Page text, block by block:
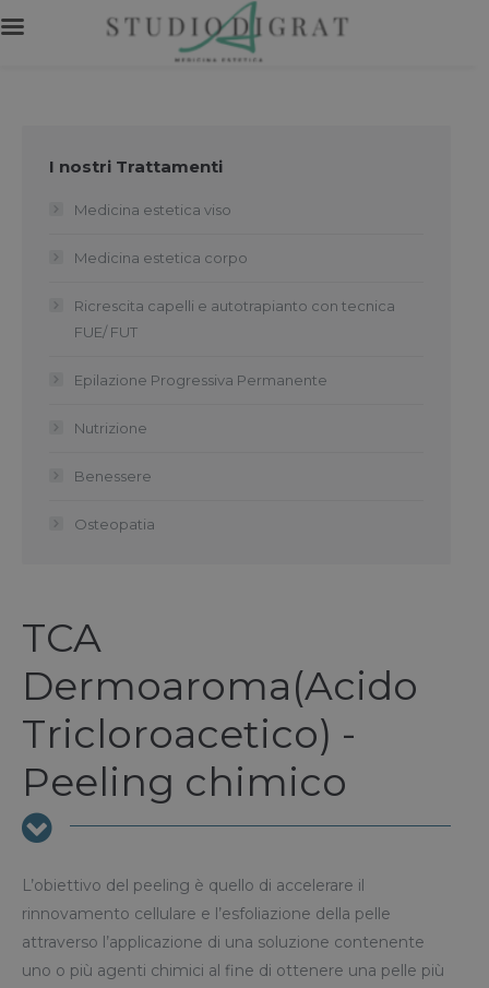
I nostri Trattamenti
Medicina estetica viso
Medicina estetica corpo
Ricrescita capelli e autotrapianto con tecnica
FUE/ FUT
Epilazione Progressiva Permanente
Nutrizione
Benessere
Osteopatia
TCA
Dermoaroma(Acido
Tricloroacetico) -
Peeling chimico
L’obiettivo del peeling è quello di accelerare il
rinnovamento cellulare e l’esfoliazione della pelle
attraverso l’applicazione di una soluzione contenente
uno o più agenti chimici al fine di ottenere una pelle più